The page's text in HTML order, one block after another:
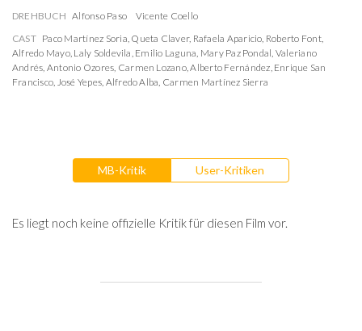
DREHBUCH Alfonso Paso
Vicente Coello
CAST Paco Martínez Soria, Queta Claver, Rafaela Aparicio, Roberto Font,
Alfredo Mayo, Laly Soldevila, Emilio Laguna, Mary Paz Pondal, Valeriano
Andrés, Antonio Ozores, Carmen Lozano,Alberto Fernández, Enrique San
Francisco, José Yepes, Alfredo Alba, Carmen Martínez Sierra
MB-Kritik User-Kritiken
Es liegt noch keine offizielle Kritik für diesen Film vor.